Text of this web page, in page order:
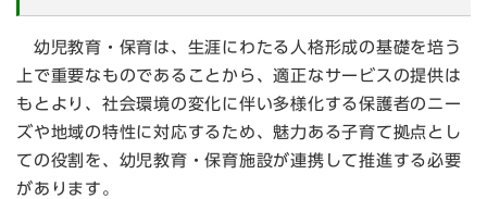
幼児教育・保育は、生涯にわたる人格形成の基礎を培う
上で重要なものであることから、適正なサービスの提供は
もとより、社会環境の変化に伴い多様化する保護者のニー
ズや地域の特性に対応するため、魅力ある子育て拠点とし
ての役割を、幼児教育・保育施設が連携して推進する必要
があります。